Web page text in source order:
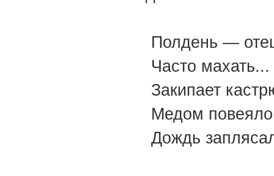
Полдень —
Часто махать...
Закипает
Медом
Дождь